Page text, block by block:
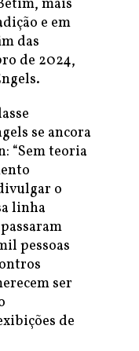
mais
e em
das
de 2024,
se ancora
“Sem teoria
o
linha
pessoas
ser
de